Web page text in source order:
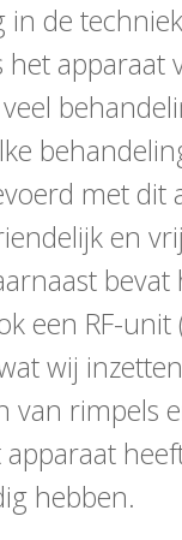
in de
het apparaat
met dit
en
bevat
een RF-unit
wij
van rimpels
hebben.